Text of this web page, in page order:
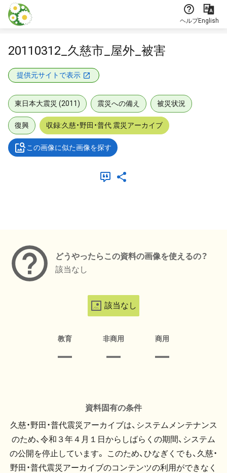
本文に飛ぶ
ヘルプEnglish
20110312_久慈市_屋外_被害
提供元サイトで表示
東日本大震災 (2011) 震災への備え 被災状況
復興 収録:久慈・野田・普代 震災アーカイブ
この画像に似た画像を探す
どうやったらこの資料の画像を使えるの？
該当なし
該当なし
教育 非商用 商用
資料固有の条件
久慈・野田・普代震災アーカイブは、システムメンテナンス
のため、令和３年４月１日からしばらくの期間、システム
の公開を停止しています。 このため、ひなぎくでも、久慈・
野田・普代震災アーカイブのコンテンツの利用ができなく